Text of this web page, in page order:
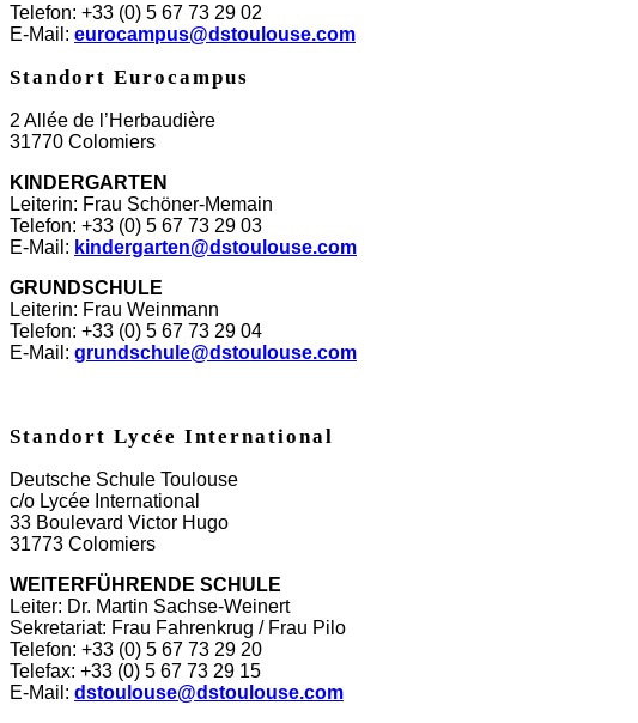
Telefon: +33 (0) 5 67 73 29 02
E-Mail: eurocampus@dstoulouse.com
Standort Eurocampus
2 Allée de l’Herbaudière
31770 Colomiers
KINDERGARTEN
Leiterin: Frau Schöner-Memain
Telefon: +33 (0) 5 67 73 29 03
E-Mail: kindergarten@dstoulouse.com
GRUNDSCHULE
Leiterin: Frau Weinmann
Telefon: +33 (0) 5 67 73 29 04
E-Mail: grundschule@dstoulouse.com
Standort Lycée International
Deutsche Schule Toulouse
c/o Lycée International
33 Boulevard Victor Hugo
31773 Colomiers
WEITERFÜHRENDE SCHULE
Leiter: Dr. Martin Sachse-Weinert
Sekretariat: Frau Fahrenkrug / Frau Pilo
Telefon: +33 (0) 5 67 73 29 20
Telefax: +33 (0) 5 67 73 29 15
E-Mail: dstoulouse@dstoulouse.com